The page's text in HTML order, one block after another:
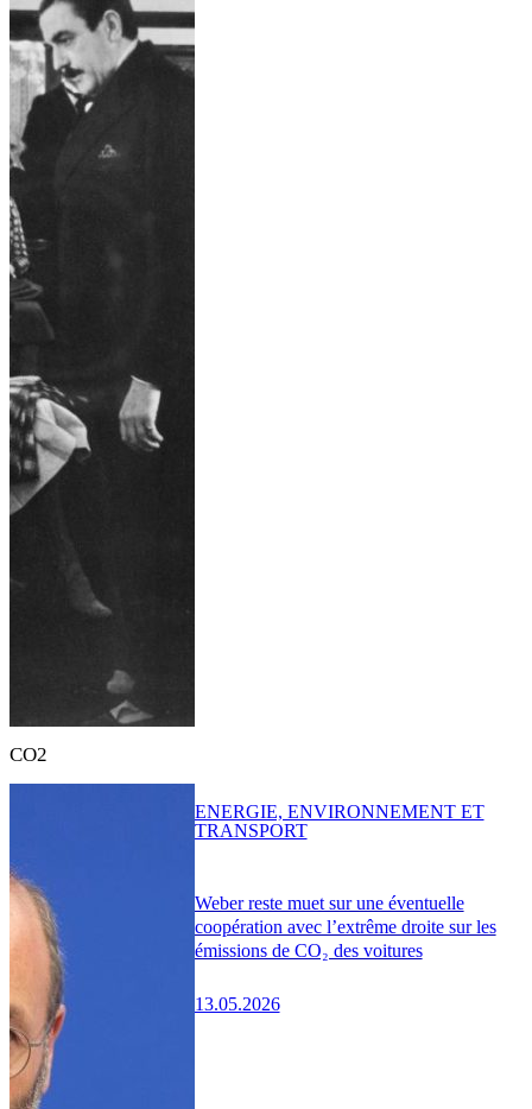
CO2
Weber reste muet sur une éventuelle
coopération avec l’extrême droite sur les
émissions de CO₂ des voitures
13.05.2026
ENERGIE, ENVIRONNEMENT ET
TRANSPORT